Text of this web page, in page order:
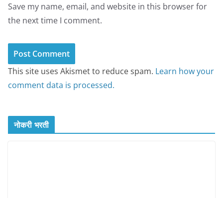
Save my name, email, and website in this browser for
the next time I comment.
This site uses Akismet to reduce spam. Learn how your
comment data is processed.
नोकरी भरती